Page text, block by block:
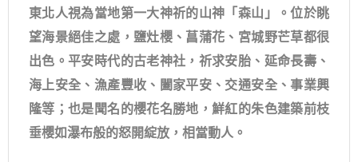
東北人視為當地第一大神祈的山神「森山」。位於眺
望海景絕佳之處，鹽灶櫻、菖蒲花、宮城野芒草都很
出色。平安時代的古老神社，祈求安胎、延命長壽、
海上安全、漁產豐收、闔家平安、交通安全、事業興
隆等；也是聞名的櫻花名勝地，鮮紅的朱色建築前枝
垂櫻如瀑布般的怒開綻放，相當動人。